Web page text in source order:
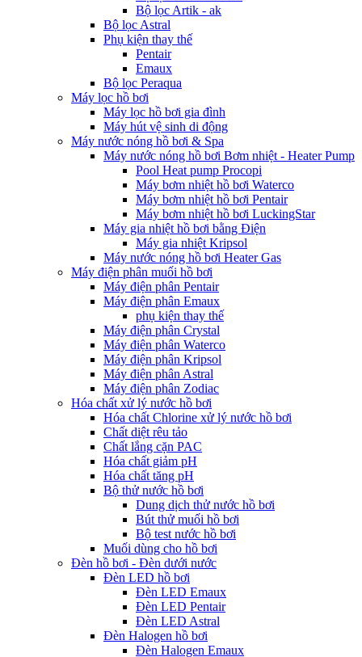
Bộ lọc Artik - ak
Bộ lọc Astral
Phụ kiện thay thế
Pentair
Emaux
Bộ lọc Peraqua
Máy lọc hồ bơi
Máy lọc hồ bơi gia đình
Máy hút vệ sinh di động
Máy nước nóng hồ bơi & Spa
Máy nước nóng hồ bơi Bơm nhiệt - Heater Pump
Pool Heat pump Procopi
Máy bơm nhiệt hồ bơi Waterco
Máy bơm nhiệt hồ bơi Pentair
Máy bơm nhiệt hồ bơi LuckingStar
Máy gia nhiệt hồ bơi bằng Điện
Máy gia nhiệt Kripsol
Máy nước nóng hồ bơi Heater Gas
Máy điện phân muối hồ bơi
Máy điện phân Pentair
Máy điện phân Emaux
phụ kiện thay thế
Máy điện phân Crystal
Máy điện phân Waterco
Máy điện phân Kripsol
Máy điện phân Astral
Máy điện phân Zodiac
Hóa chất xử lý nước hồ bơi
Hóa chất Chlorine xử lý nước hồ bơi
Chất diệt rêu tảo
Chất lắng cặn PAC
Hóa chất giảm pH
Hóa chất tăng pH
Bộ thử nước hồ bơi
Dung dịch thử nước hồ bơi
Bút thử muối hồ bơi
Bộ test nước hồ bơi
Muối dùng cho hồ bơi
Đèn hồ bơi - Đèn dưới nước
Đèn LED hồ bơi
Đèn LED Emaux
Đèn LED Pentair
Đèn LED Astral
Đèn Halogen hồ bơi
Đèn Halogen Emaux